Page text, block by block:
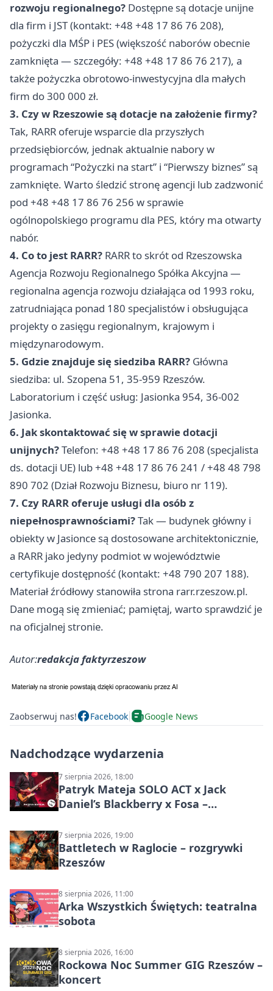
rozwoju regionalnego? Dostępne są dotacje unijne
dla firm i JST (kontakt: +48 +48 17 86 76 208),
pożyczki dla MŚP i PES (większość naborów obecnie
zamknięta — szczegóły: +48 +48 17 86 76 217), a
także pożyczka obrotowo-inwestycyjna dla małych
firm do 300 000 zł.
3. Czy w Rzeszowie są dotacje na założenie firmy?
Tak, RARR oferuje wsparcie dla przyszłych
przedsiębiorców, jednak aktualnie nabory w
programach “Pożyczki na start” i “Pierwszy biznes” są
zamknięte. Warto śledzić stronę agencji lub zadzwonić
pod +48 +48 17 86 76 256 w sprawie
ogólnopolskiego programu dla PES, który ma otwarty
nabór.
4. Co to jest RARR? RARR to skrót od Rzeszowska
Agencja Rozwoju Regionalnego Spółka Akcyjna —
regionalna agencja rozwoju działająca od 1993 roku,
zatrudniająca ponad 180 specjalistów i obsługująca
projekty o zasięgu regionalnym, krajowym i
międzynarodowym.
5. Gdzie znajduje się siedziba RARR? Główna
siedziba: ul. Szopena 51, 35-959 Rzeszów.
Laboratorium i część usług: Jasionka 954, 36-002
Jasionka.
6. Jak skontaktować się w sprawie dotacji
unijnych?Telefon: +48 +48 17 86 76 208 (specjalista
ds. dotacji UE) lub +48 +48 17 86 76 241 / +48 48 798
890 702 (Dział Rozwoju Biznesu, biuro nr 119).
7. Czy RARR oferuje usługi dla osób z
niepełnosprawnościami?Tak — budynek główny i
obiekty w Jasionce są dostosowane architektonicznie,
a RARR jako jedyny podmiot w województwie
certyfikuje dostępność (kontakt: +48 790 207 188).
Materiał źródłowy stanowiła strona rarr.rzeszow.pl.
Dane mogą się zmieniać; pamiętaj, warto sprawdzić je
na oficjalnej stronie.
Autor:redakcja faktyrzeszow
Zaobserwuj nas! Facebook Google News
Nadchodzące wydarzenia
7 sierpnia 2026, 18:00
Patryk Mateja SOLO ACT x Jack
Daniel’s Blackberry x Fosa –
7 sierpnia 2026, 19:00
Battletech w Raglocie – rozgrywki
Rzeszów
8 sierpnia 2026, 11:00
Arka Wszystkich Świętych: teatralna
sobota
8 sierpnia 2026, 16:00
Rockowa Noc Summer GIG Rzeszów –
koncert